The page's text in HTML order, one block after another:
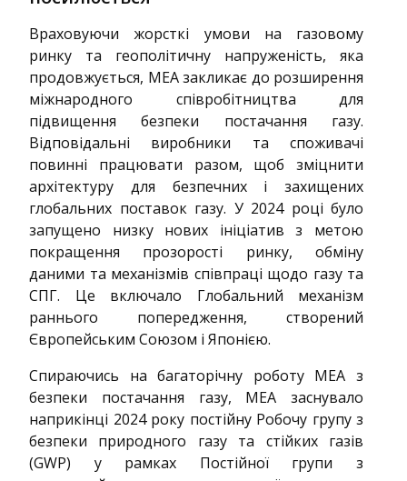
Враховуючи жорсткі умови на газовому
ринку та геополітичну напруженість, яка
продовжується, МЕА закликає до розширення
міжнародного співробітництва для
підвищення безпеки постачання газу.
Відповідальні виробники та споживачі
повинні працювати разом, щоб зміцнити
архітектуру для безпечних і захищених
глобальних поставок газу. У 2024 році було
запущено низку нових ініціатив з метою
покращення прозорості ринку, обміну
даними та механізмів співпраці щодо газу та
СПГ. Це включало Глобальний механізм
раннього попередження, створений
Європейським Союзом і Японією.
Спираючись на багаторічну роботу МЕА з
безпеки постачання газу, МЕА заснувало
наприкінці 2024 року постійну Робочу групу з
безпеки природного газу та стійких газів
(GWP) у рамках Постійної групи з